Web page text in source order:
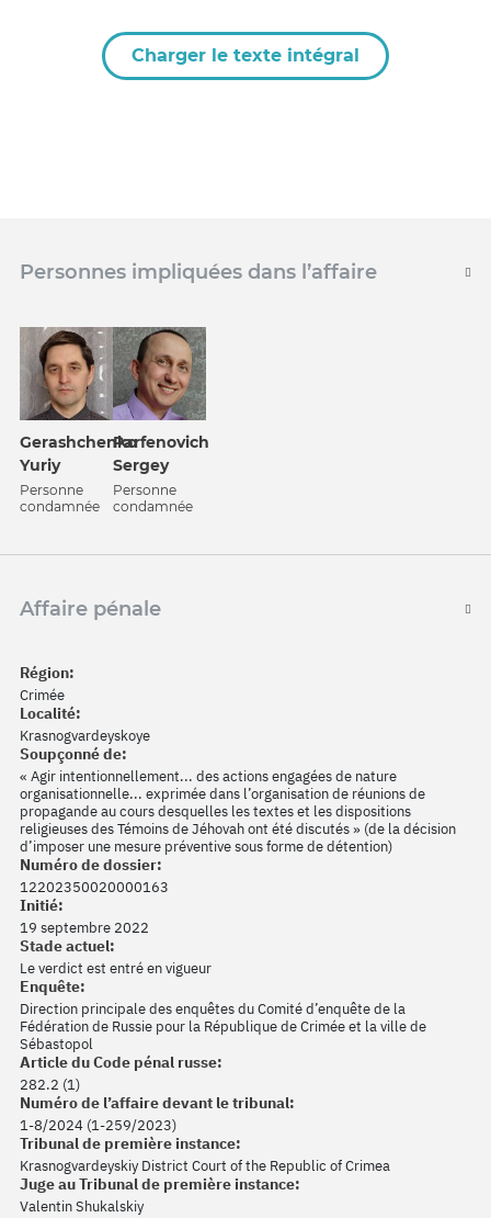
Charger le texte intégral
Personnes impliquées dans l’affaire
Gerashchenko
Yuriy
Personne
condamnée
Parfenovich
Sergey
Personne
condamnée
Affaire pénale
Région:
Crimée
Localité:
Krasnogvardeyskoye
Soupçonné de:
« Agir intentionnellement... des actions engagées de nature
organisationnelle... exprimée dans l’organisation de réunions de
propagande au cours desquelles les textes et les dispositions
religieuses des Témoins de Jéhovah ont été discutés » (de la décision
d’imposer une mesure préventive sous forme de détention)
Numéro de dossier:
12202350020000163
Initié:
19 septembre 2022
Stade actuel:
Le verdict est entré en vigueur
Enquête:
Direction principale des enquêtes du Comité d’enquête de la
Fédération de Russie pour la République de Crimée et la ville de
Sébastopol
Article du Code pénal russe:
282.2 (1)
Numéro de l’affaire devant le tribunal:
1-8/2024 (1-259/2023)
Tribunal de première instance:
Krasnogvardeyskiy District Court of the Republic of Crimea
Juge au Tribunal de première instance:
Valentin Shukalskiy